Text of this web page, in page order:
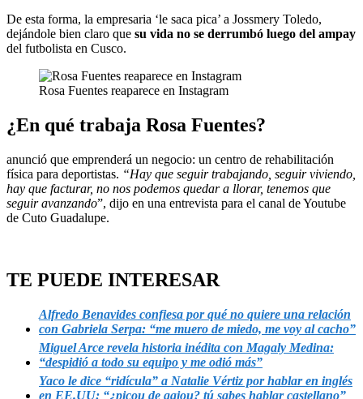
De esta forma, la empresaria ‘le saca pica’ a Jossmery Toledo,
dejándole bien claro que su vida no se derrumbó luego del ampay
del futbolista en Cusco.
Rosa Fuentes reaparece en Instagram
¿En qué trabaja Rosa Fuentes?
anunció que emprenderá un negocio: un centro de rehabilitación
física para deportistas. “Hay que seguir trabajando, seguir viviendo,
hay que facturar, no nos podemos quedar a llorar, tenemos que
seguir avanzando”, dijo en una entrevista para el canal de Youtube
de Cuto Guadalupe.
TE PUEDE INTERESAR
Alfredo Benavides confiesa por qué no quiere una relación
con Gabriela Serpa: “me muero de miedo, me voy al cacho”
Miguel Arce revela historia inédita con Magaly Medina:
“despidió a todo su equipo y me odió más”
Yaco le dice “ridícula” a Natalie Vértiz por hablar en inglés
en EE.UU: “¿picou de gaiou? tú sabes hablar castellano”